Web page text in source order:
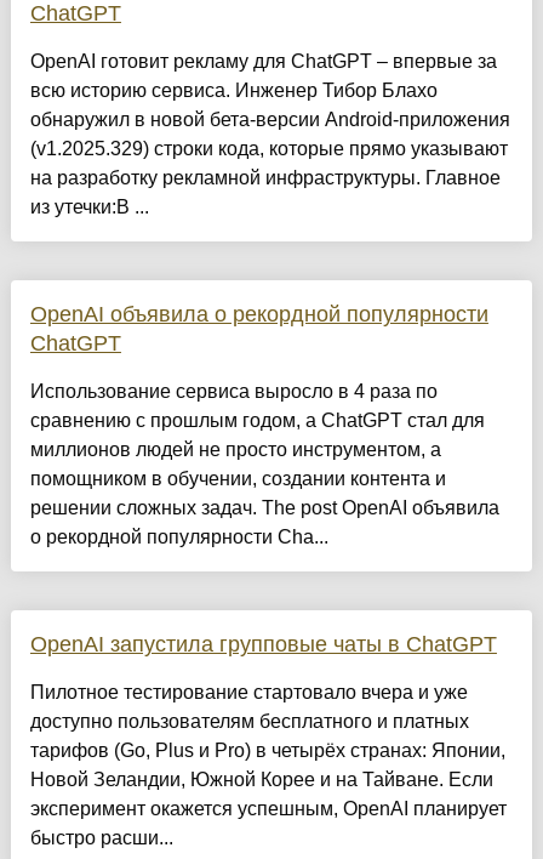
ChatGPT
OpenAI готовит рекламу для ChatGPT – впервые за
всю историю сервиса. Инженер Тибор Блахо
обнаружил в новой бета-версии Android-приложения
(v1.2025.329) строки кода, которые прямо указывают
на разработку рекламной инфраструктуры. Главное
из утечки:В ...
OpenAI объявила о рекордной популярности
ChatGPT
Использование сервиса выросло в 4 раза по
сравнению с прошлым годом, а ChatGPT стал для
миллионов людей не просто инструментом, а
помощником в обучении, создании контента и
решении сложных задач. The post OpenAI объявила
о рекордной популярности Cha...
OpenAI запустила групповые чаты в ChatGPT
Пилотное тестирование стартовало вчера и уже
доступно пользователям бесплатного и платных
тарифов (Go, Plus и Pro) в четырёх странах: Японии,
Новой Зеландии, Южной Корее и на Тайване. Если
эксперимент окажется успешным, OpenAI планирует
быстро расши...